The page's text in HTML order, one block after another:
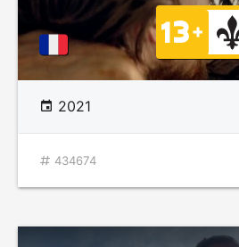
2021
434674